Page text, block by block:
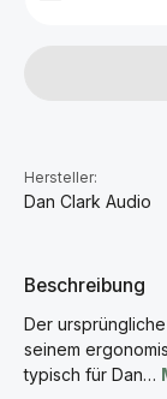
Hersteller:
Dan Clark Audio
Beschreibung
Der
seinem
typisch für Dan…